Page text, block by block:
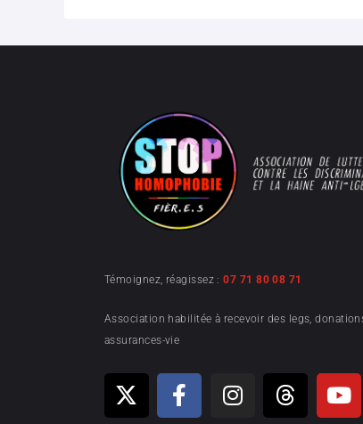
Témoignez, réagissez :07 71 80 08 71
Association habilitée à recevoir des legs,
assurances-vie